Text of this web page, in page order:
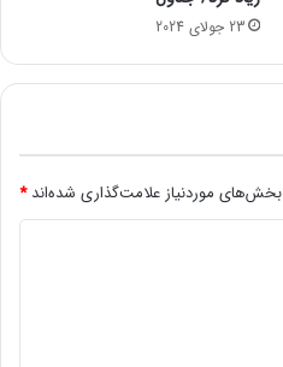
23 جولای 2024
بخش‌های موردنیاز علامت‌گذاری شده‌اند*